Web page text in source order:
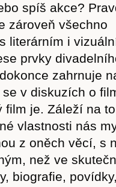
spíš akce?
zároveň všechno
literárním i
prvky
zahrnuje
v diskuzích o
film je. Záleží na
vlastnosti nás
z oněch věcí, s
než ve
biografie, povídky,